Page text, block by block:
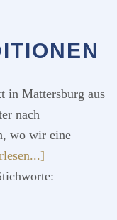
in Mattersburg aus
nach
wo wir eine
Traditionen